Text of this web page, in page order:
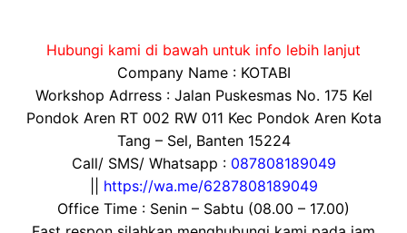
Hubungi kami di bawah untuk info lebih lanjut
Company Name : KOTABI
Workshop Adrress : Jalan Puskesmas No. 175 Kel
Pondok Aren RT 002 RW 011 Kec Pondok Aren Kota
Tang – Sel, Banten 15224
Call/ SMS/ Whatsapp : 087808189049
https://wa.me/6287808189049
Office Time : Senin – Sabtu (08.00 – 17.00)